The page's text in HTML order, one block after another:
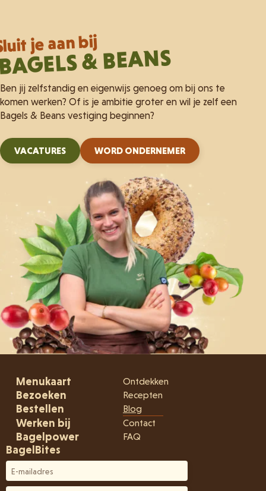
je aan bij
& BEANS
Ben jij zelfstandig en eigenwijs genoeg om bij ons te
komen werken? Of is je ambitie groter en wil je zelf een
Bagels & Beans vestiging beginnen?
VACATURES WORD ONDERNEMER
Menukaart
Bezoeken
Bestellen
Werken bij
Bagelpower
Ontdekken
Recepten
Blog
Contact
FAQ
BagelBites